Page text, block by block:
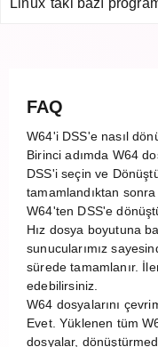
FAQ
W64'i DSS'e nasıl
Birinci adımda W64
DSS'i seçin ve
tamamlandıktan
W64'ten DSS'e
Hız dosya boyutuna
sunucularımız
sürede tamamlanır.
edebilirsiniz.
W64 dosyalarını
Evet. Yüklenen tüm
dosyalar,